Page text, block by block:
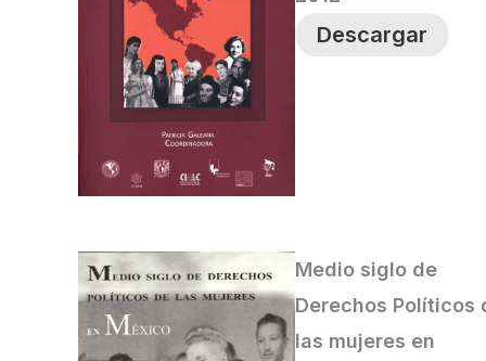
Descargar
Medio siglo de
Derechos Políticos
las mujeres en